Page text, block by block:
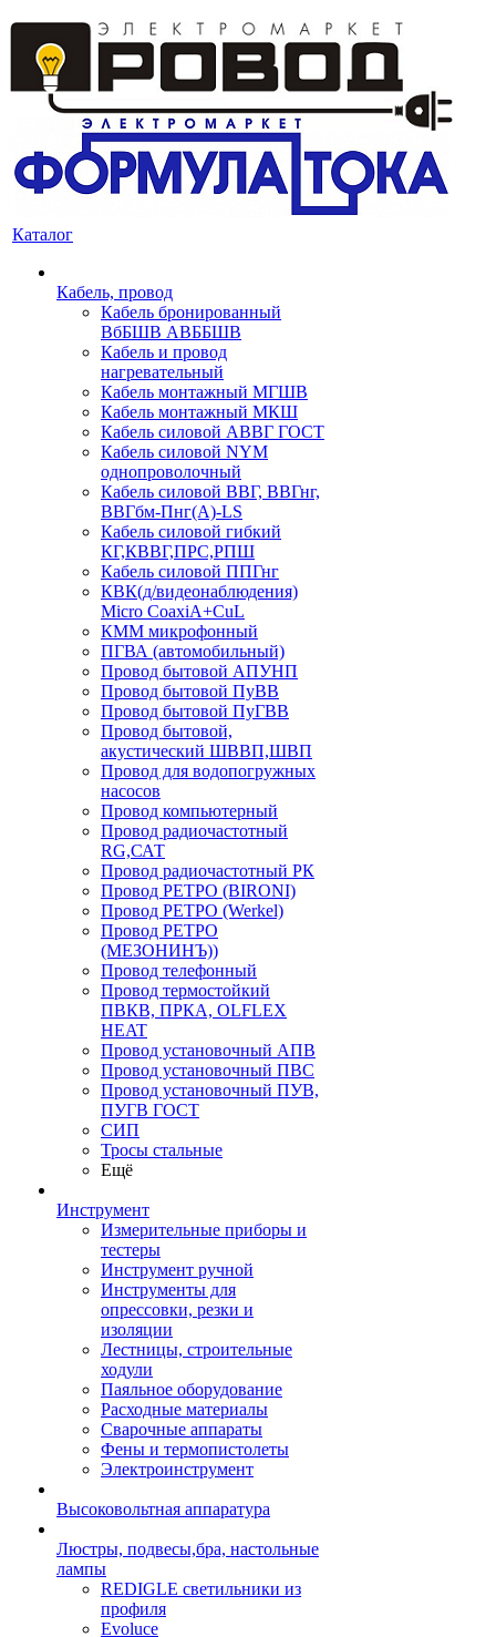
Каталог
Кабель, провод
Кабель бронированный
ВбБШВ АВББШВ
Кабель и провод
нагревательный
Кабель монтажный МГШВ
Кабель монтажный МКШ
Кабель силовой АВВГ ГОСТ
Кабель силовой NYM
однопроволочный
Кабель силовой ВВГ, ВВГнг,
ВВГбм-Пнг(А)-LS
Кабель силовой гибкий
КГ,КВВГ,ПРС,РПШ
Кабель силовой ППГнг
КВК(д/видеонаблюдения)
Micro CoaxiA+CuL
КММ микрофонный
ПГВА (автомобильный)
Провод бытовой АПУНП
Провод бытовой ПуВВ
Провод бытовой ПуГВВ
Провод бытовой,
акустический ШВВП,ШВП
Провод для водопогружных
насосов
Провод компьютерный
Провод радиочастотный
RG,САТ
Провод радиочастотный РК
Провод РЕТРО (BIRONI)
Провод РЕТРО (Werkel)
Провод РЕТРО
(МЕЗОНИНЪ))
Провод телефонный
Провод термостойкий
ПВКВ, ПРКА, OLFLEX
HEAT
Провод установочный АПВ
Провод установочный ПВС
Провод установочный ПУВ,
ПУГВ ГОСТ
СИП
Тросы стальные
Ещё
Инструмент
Измерительные приборы и
тестеры
Инструмент ручной
Инструменты для
опрессовки, резки и
изоляции
Лестницы, строительные
ходули
Паяльное оборудование
Расходные материалы
Сварочные аппараты
Фены и термопистолеты
Электроинструмент
Высоковольтная аппаратура
Люстры, подвесы,бра, настольные
лампы
REDIGLE светильники из
профиля
Evoluce